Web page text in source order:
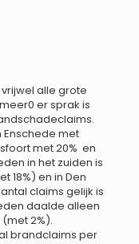
alle grote
er sprak is
Enschede met
met 20% en
in het zuiden is
18%) en in Den
claims gelijk is
daalde alleen
2%).
brandclaims per